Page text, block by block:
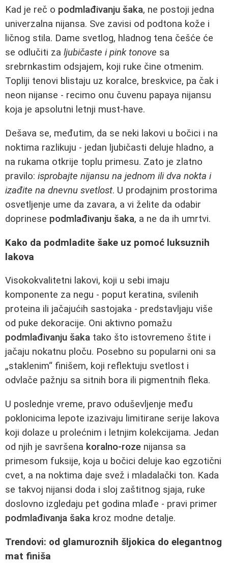
Kad je reč o podmlađivanju šaka, ne postoji jedna
univerzalna nijansa. Sve zavisi od podtona kože i
ličnog stila. Dame svetlog, hladnog tena češće će
se odlučiti za ljubičaste i pink tonove sa
srebrnkastim odsjajem, koji ruke čine otmenim.
Topliji tenovi blistaju uz koralce, breskvice, pa čak i
neon nijanse - recimo onu čuvenu papaya nijansu
koja je apsolutni letnji must-have.
Dešava se, međutim, da se neki lakovi u bočici i na
noktima razlikuju - jedan ljubičasti deluje hladno, a
na rukama otkrije toplu primesu. Zato je zlatno
pravilo: isprobajte nijansu na jednom ili dva nokta i
izađite na dnevnu svetlost. U prodajnim prostorima
osvetljenje ume da zavara, a vi želite da odabir
doprinese podmlađivanju šaka, a ne da ih umrtvi.
Kako da podmladite šake uz pomoć luksuznih
lakova
Visokokvalitetni lakovi, koji u sebi imaju
komponente za negu - poput keratina, svilenih
proteina ili jačajućih sastojaka - predstavljaju više
od puke dekoracije. Oni aktivno pomažu
podmlađivanju šaka tako što istovremeno štite i
jačaju nokatnu ploču. Posebno su popularni oni sa
„staklenim“ finišem, koji reflektuju svetlost i
odvlače pažnju sa sitnih bora ili pigmentnih fleka.
U poslednje vreme, pravo oduševljenje među
poklonicima lepote izazivaju limitirane serije lakova
koji dolaze u prolećnim i letnjim kolekcijama. Jedan
od njih je savršena koralno-roze nijansa sa
primesom fuksije, koja u bočici deluje kao egzotični
cvet, a na noktima daje svež i mladalački ton. Kada
se takvoj nijansi doda i sloj zaštitnog sjaja, ruke
doslovno izgledaju pet godina mlađe - pravi primer
podmlađivanja šaka kroz modne detalje.
Trendovi: od glamuroznih šljokica do elegantnog
mat finiša